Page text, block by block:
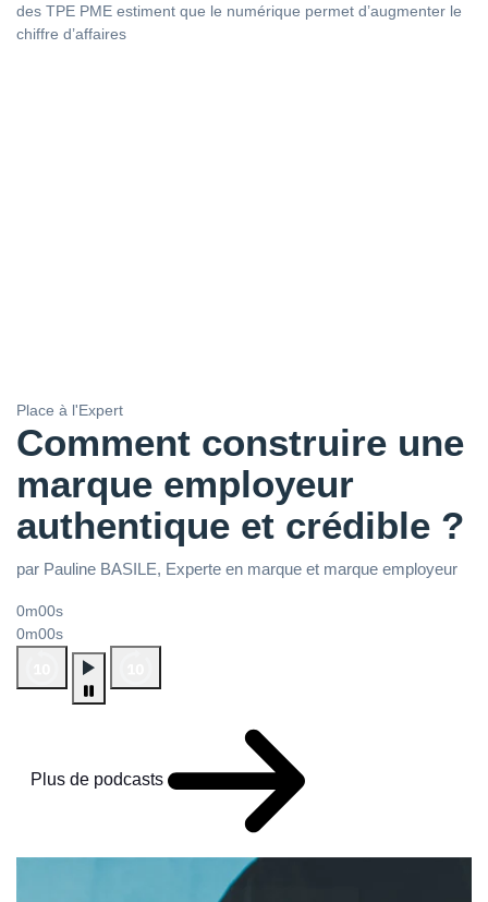
des TPE PME estiment que le numérique permet d’augmenter le
chiffre d’affaires
Place à l'Expert
Comment construire une
marque employeur
authentique et crédible ?
par Pauline BASILE, Experte en marque et marque employeur
0m00s
0m00s
Plus de podcasts